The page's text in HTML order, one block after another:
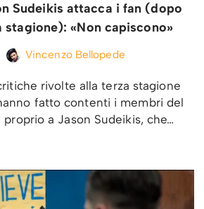
Sudeikis attacca i fan (dopo
«Non capiscono»
Vincenzo Bellopede
rivolte alla terza stagione
fatto contenti i membri del
a Jason Sudeikis, che…